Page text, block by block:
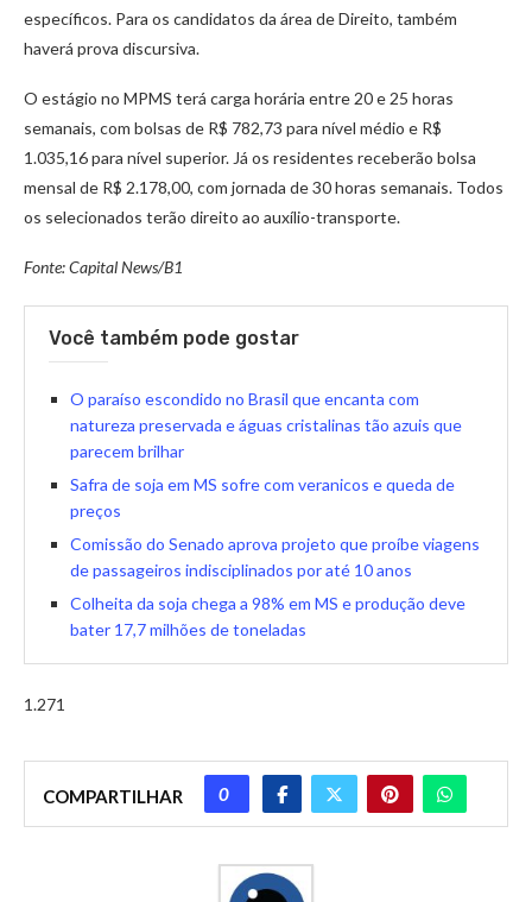
específicos. Para os candidatos da área de Direito, também
haverá prova discursiva.
O estágio no MPMS terá carga horária entre 20 e 25 horas
semanais, com bolsas de R$ 782,73 para nível médio e R$
1.035,16 para nível superior. Já os residentes receberão bolsa
mensal de R$ 2.178,00, com jornada de 30 horas semanais. Todos
os selecionados terão direito ao auxílio-transporte.
Fonte: Capital News/B1
Você também pode gostar
O paraíso escondido no Brasil que encanta com
natureza preservada e águas cristalinas tão azuis que
parecem brilhar
Safra de soja em MS sofre com veranicos e queda de
preços
Comissão do Senado aprova projeto que proíbe viagens
de passageiros indisciplinados por até 10 anos
Colheita da soja chega a 98% em MS e produção deve
bater 17,7 milhões de toneladas
1.271
COMPARTILHAR 0